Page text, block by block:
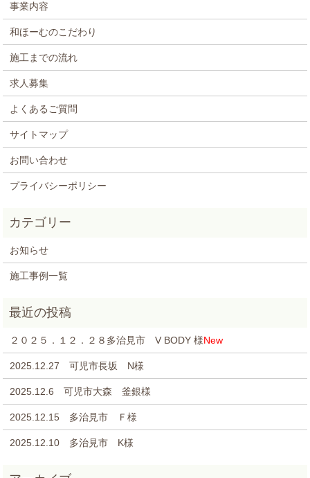
事業内容
和ほーむのこだわり
施工までの流れ
求人募集
よくあるご質問
サイトマップ
お問い合わせ
プライバシーポリシー
お知らせ
施工事例一覧
２０２５．１２．２８多治見市 V BODY 様New
2025.12.27 可児市長坂 N様
2025.12.6 可児市大森 釜銀様
2025.12.15 多治見市 Ｆ様
2025.12.10 多治見市 K様